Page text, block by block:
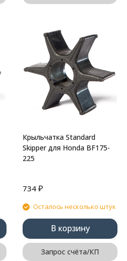
Крыльчатка Standard
Skipper для Honda BF175-
225
734 ₽
Осталось несколько штук
В корзину
Запрос счёта/КП